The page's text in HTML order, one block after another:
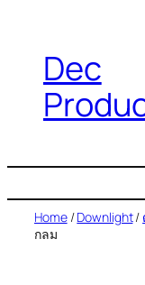
Dec
Home/Downlight/
กลม